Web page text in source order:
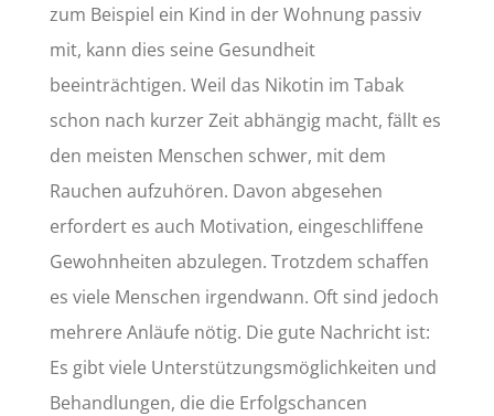
zum Beispiel ein Kind in der Wohnung passiv
mit, kann dies seine Gesundheit
beeinträchtigen. Weil das Nikotin im Tabak
schon nach kurzer Zeit abhängig macht, fällt es
den meisten Menschen schwer, mit dem
Rauchen aufzuhören. Davon abgesehen
erfordert es auch Motivation, eingeschliffene
Gewohnheiten abzulegen. Trotzdem schaffen
es viele Menschen irgendwann. Oft sind jedoch
mehrere Anläufe nötig. Die gute Nachricht ist:
Es gibt viele Unterstützungsmöglichkeiten und
Behandlungen, die die Erfolgschancen